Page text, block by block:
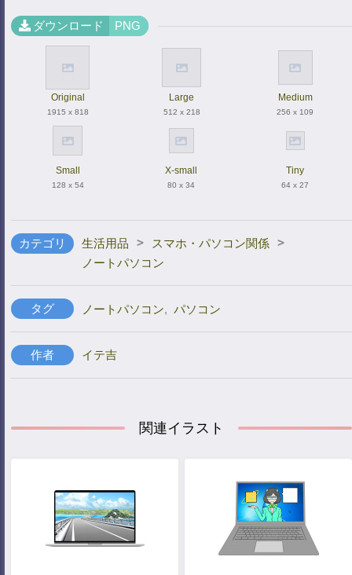
ダウンロード PNG
Original
1915 x 818
Large
512 x 218
Medium
256 x 109
Small
128 x 54
X-small
80 x 34
Tiny
64 x 27
カテゴリ 生活用品 > スマホ・パソコン関係 >
ノートパソコン
タグ ノートパソコン, パソコン
作者 イテ吉
関連イラスト